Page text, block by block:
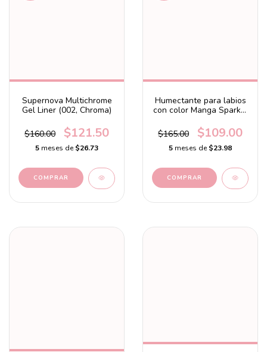
Supernova Multichrome
Gel Liner (002, Chroma)
$160.00 $121.50
5 meses de$26.73
Humectante para labios
con color Manga Sparkle
$165.00
$109.00
5 meses de$23.98